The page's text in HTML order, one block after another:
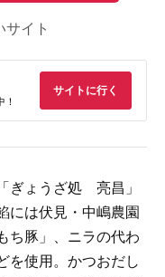
サイト
サイトに行く
ぎょうざ処 亮昌」
には伏見・中嶋農園
豚」、ニラの代わ
を使用。かつおだし